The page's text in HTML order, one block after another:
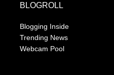
BLOGROLL
Blogging Inside
Trending News
Webcam Pool